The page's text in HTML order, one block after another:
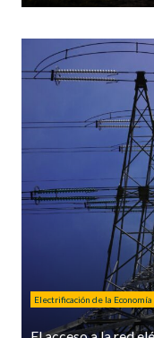
Electrificación de la Economía